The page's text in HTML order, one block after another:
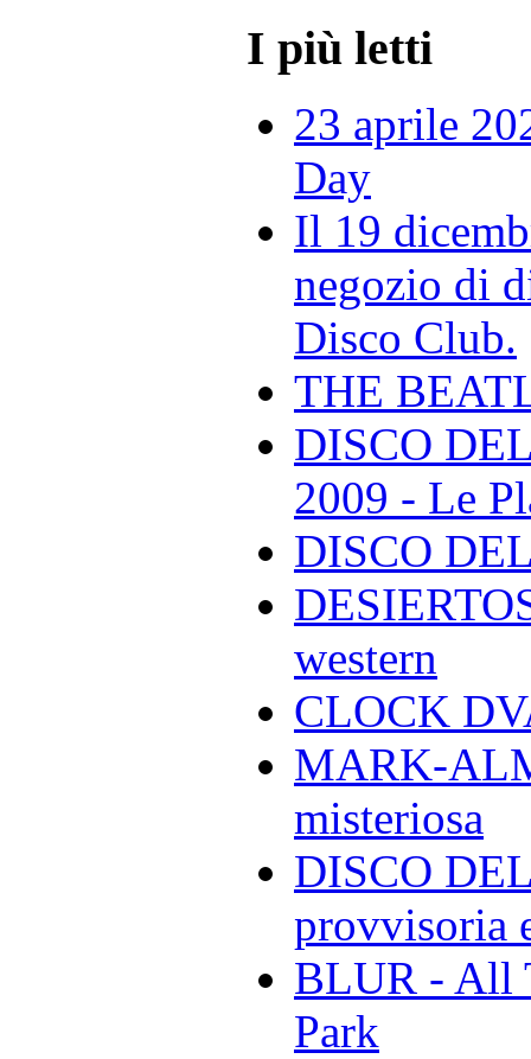
I più letti
23 aprile
Day
Il 19
negozio di
Disco Club.
THE
DISCO
2009 - Le
DISCO
western
CLOCK
MARK-
misteriosa
DISCO
provvisoria
BLUR - All
Park